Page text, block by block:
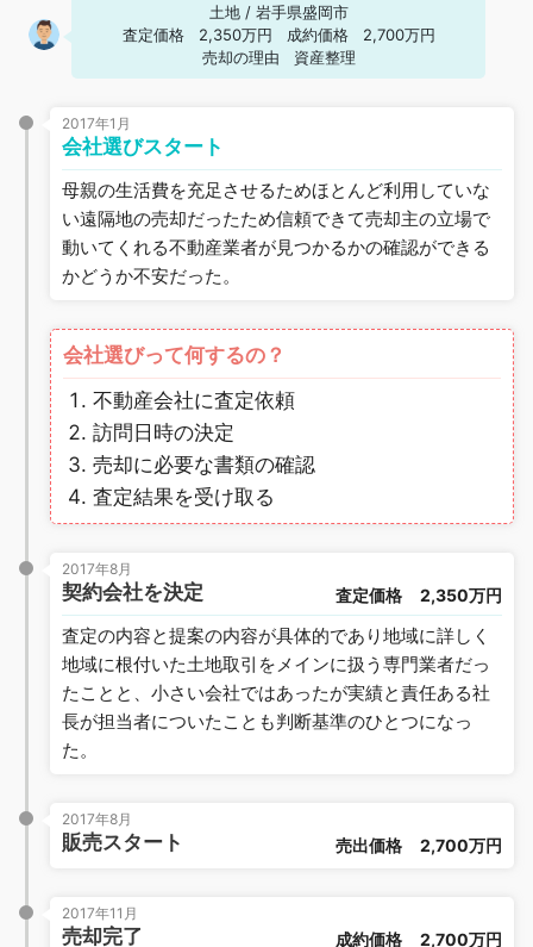
土地 / 岩手県盛岡市
査定価格
2,350万円 成約価格
2,700万円
売却の理由
資産整理
2017年1月
会社選びスタート
母親の生活費を充足させるためほとんど利用していな
い遠隔地の売却だったため信頼できて売却主の立場で
動いてくれる不動産業者が見つかるかの確認ができる
かどうか不安だった。
会社選びって何するの？
不動産会社に査定依頼
訪問日時の決定
売却に必要な書類の確認
査定結果を受け取る
2017年8月
契約会社を決定 査定価格 2,350万円
査定の内容と提案の内容が具体的であり地域に詳しく
地域に根付いた土地取引をメインに扱う専門業者だっ
たことと、小さい会社ではあったが実績と責任ある社
長が担当者についたことも判断基準のひとつになっ
た。
2017年8月
販売スタート 売出価格 2,700万円
2017年11月
売却完了 成約価格 2,700万円